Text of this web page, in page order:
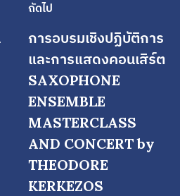
ถัดไป
การอบรมเชิงปฏิบัติการ
และการแสดงคอนเสิร์ต
SAXOPHONE
ENSEMBLE
MASTERCLASS
AND CONCERT by
THEODORE
KERKEZOS